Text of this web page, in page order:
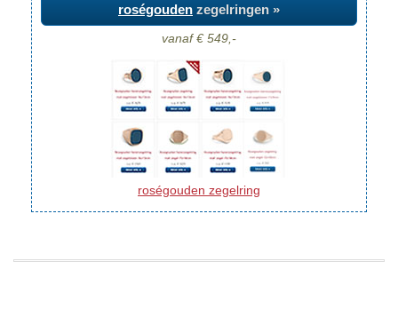
roségouden zegelringen »
vanaf € 549,-
roségouden zegelring